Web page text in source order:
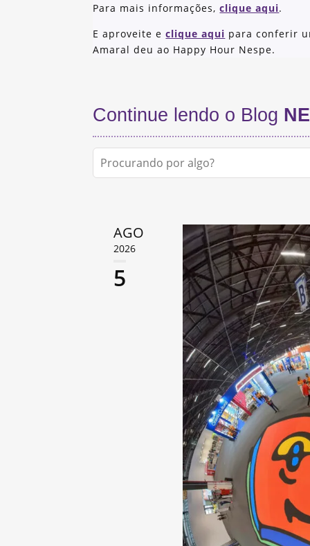
Para mais informações,clique aqui.
E aproveite eclique aqui para conferir
Amaral deu ao Happy Hour Nespe.
Continue lendo o Blog
AGO
2026
5